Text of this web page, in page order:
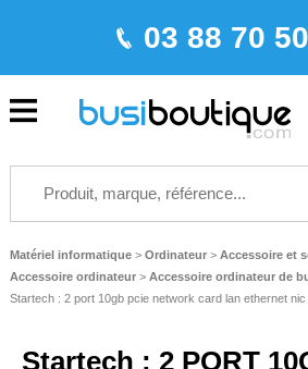
03 88 70
Matériel informatique > Ordinateur > Accessoire et
Accessoire ordinateur > Accessoire ordinateur de
Startech : 2 port 10gb pcie network card lan ethernet
Startech : 2 PORT